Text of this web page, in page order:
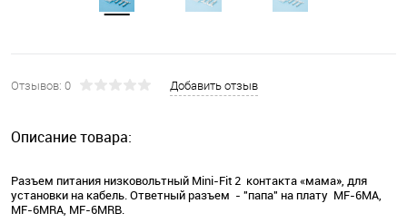
Отзывов: 0 Добавить отзыв
Описание товара:
Разъем питания низковольтный Mini-Fit 2 контакта «мама», для
установки на кабель. Ответный разъем - "папа" на плату MF-6MA,
MF-6MRA, MF-6MRB.